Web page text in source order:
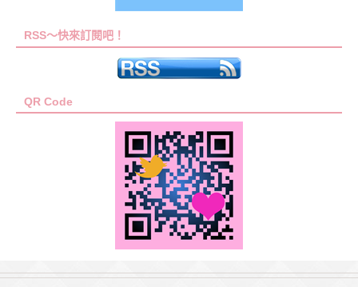
RSS～快來訂閱吧！
QR Code